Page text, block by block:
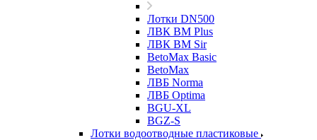
Лотки DN500
ЛВК ВМ Plus
ЛВК ВМ Sir
BetoMax Basic
BetoMax
ЛВБ Norma
ЛВБ Optima
BGU-XL
BGZ-S
Лотки водоотводные пластиковые